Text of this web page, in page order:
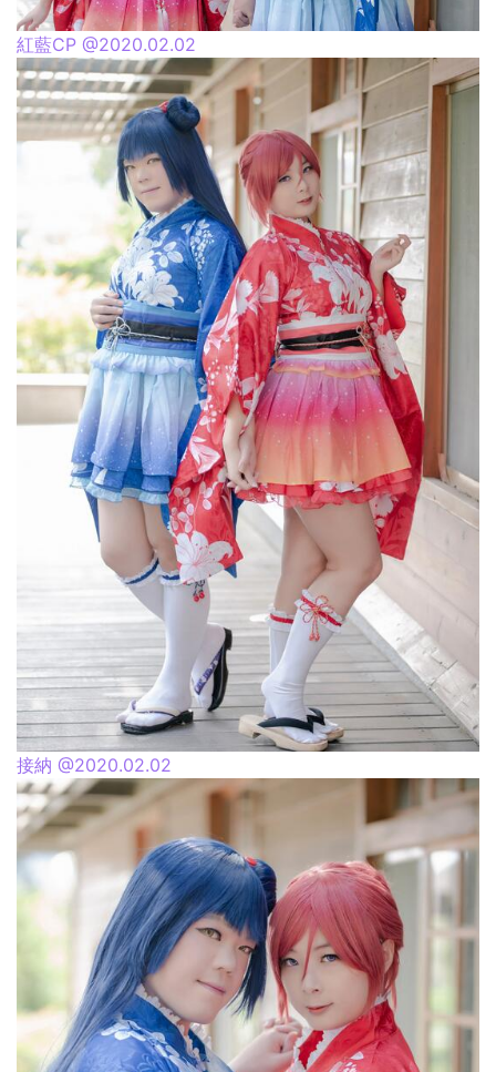
紅藍CP @2020.02.02
接納 @2020.02.02